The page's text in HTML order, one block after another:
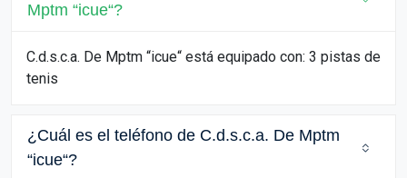
Mptm “icue“?
C.d.s.c.a. De Mptm “icue“ está equipado con: 3 pistas de
tenis
¿Cuál es el teléfono de C.d.s.c.a. De Mptm
“icue“?